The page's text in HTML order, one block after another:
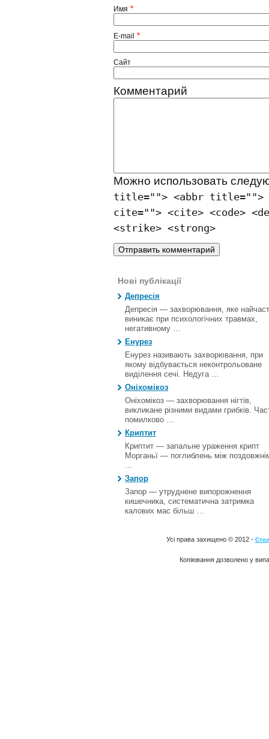
Имя *
E-mail *
Сайт
Комментарий
Можно использовать
title=""> <abbr title="">
cite=""> <cite> <code>
<strike> <strong>
Нові публікації
Депресія
Депресія — захворювання, яке
виникає при психологічних травмах,
негативному …
Енурез
Енурез називають захворювання, при
якому відбувається неконтрольоване
виділення сечі. Недуга …
Оніхомікоз
Оніхомікоз — захворювання нігтів,
викликане різними видами грибків.
помилково …
Криптит
Криптит — запальне ураження крипт
Морганьї — поглиблень між
…
Запор
Запор — утруднене випорожнення
кишечника, систематична затримка
калових мас більш …
Усі права захищено © 2012 -
Копіювання дозволено у